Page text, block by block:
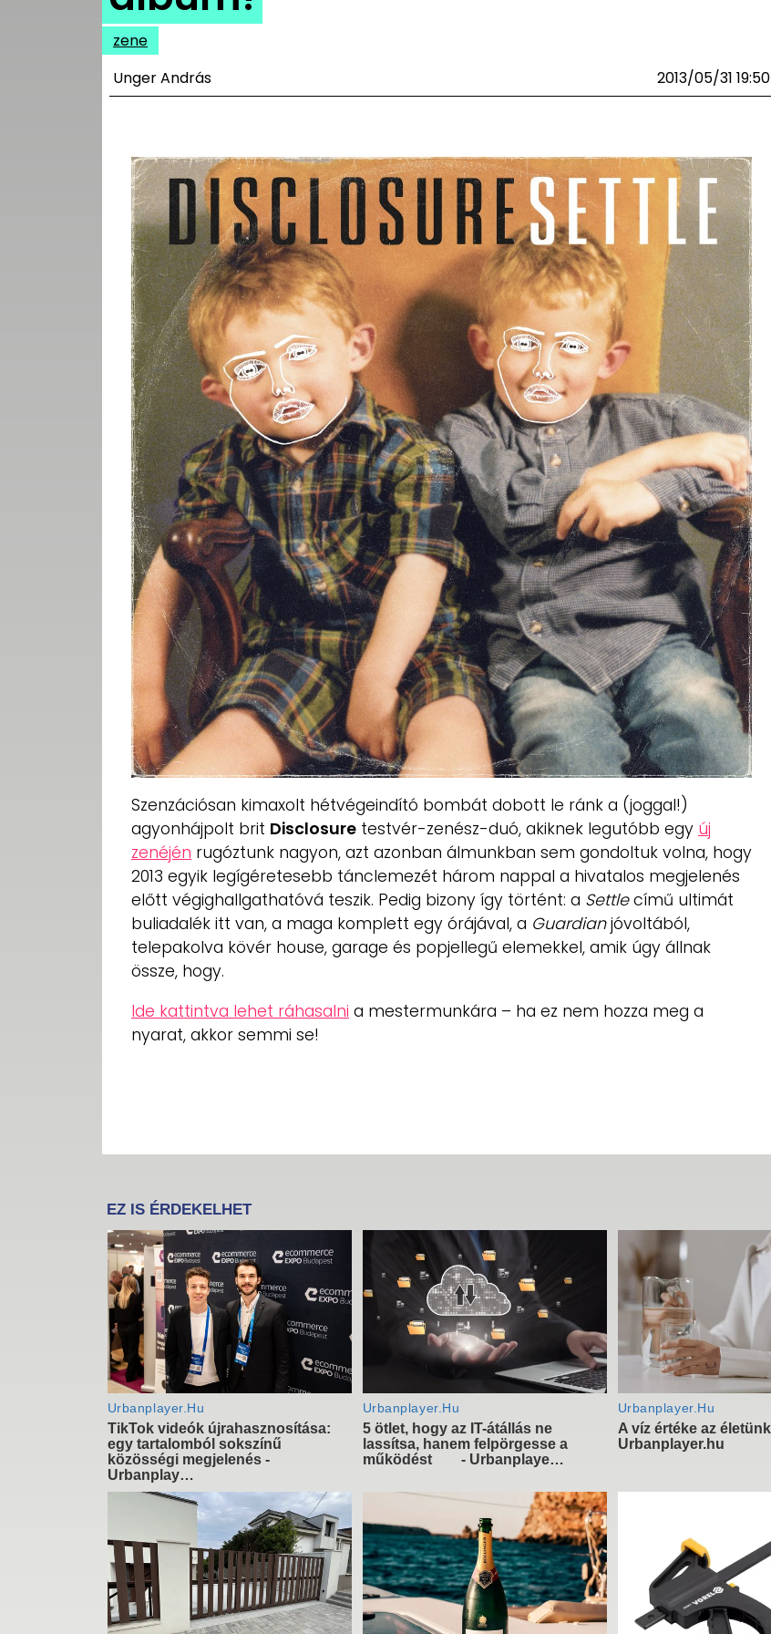
UTCA
MÉDIAAJÁNLAT
TÁJÉKOZTATÓ
zene
Unger András
2013/05/31 19:50
Szenzációsan kimaxolt hétvégeindító bombát dobott le ránk a (joggal!)
agyonhájpolt brit Disclosure testvér-zenész-duó, akiknek legutóbb egy új
zenéjén rugóztunk nagyon, azt azonban álmunkban sem gondoltuk volna, hogy
2013 egyik legígéretesebb tánclemezét három nappal a hivatalos megjelenés
előtt végighallgathatóvá teszik. Pedig bizony így történt: a Settlecímű ultimát
buliadalék itt van, a maga komplett egy órájával, a Guardianjóvoltából,
telepakolva kövér house, garage és popjellegű elemekkel, amik úgy állnak
össze, hogy.
Ide kattintva lehet ráhasalni a mestermunkára – ha ez nem hozza meg a
nyarat, akkor semmi se!